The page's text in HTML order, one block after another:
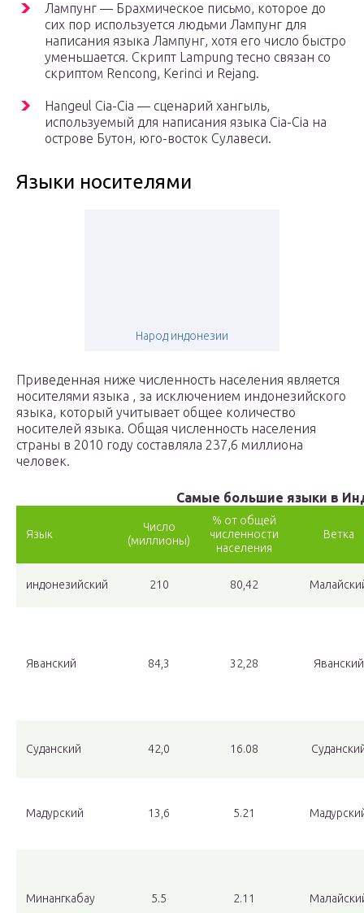
Лампунг — Брахмическое письмо, которое до
сих пор используется людьми Лампунг для
написания языка Лампунг, хотя его число быстро
уменьшается. Скрипт Lampung тесно связан со
скриптом Rencong, Kerinci и Rejang.
Hangeul Cia-Cia — сценарий хангыль,
используемый для написания языка Cia-Cia на
острове Бутон, юго-восток Сулавеси.
Языки носителями
Народ индонезии
Приведенная ниже численность населения является
носителями языка , за исключением индонезийского
языка, который учитывает общее количество
носителей языка. Общая численность населения
страны в 2010 году составляла 237,6 миллиона
человек.
Самые большие языки в
Язык
Число
(миллионы)
% от общей
численности
населения
Ветка
индонезийский 210 80,42
Яванский 84,3 32,28 Яванский
Суданский 42,0 16.08
Мадурский 13,6 5.21
Минангкабау 5.5 2.11